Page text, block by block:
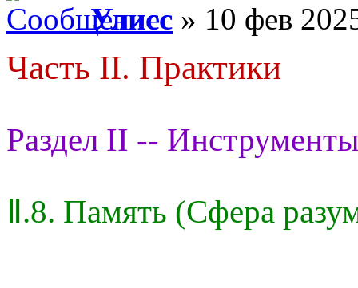
Улисс » 10 фев
Часть II. Практики
Раздел II --
Ⅱ.8. Память (Сфера